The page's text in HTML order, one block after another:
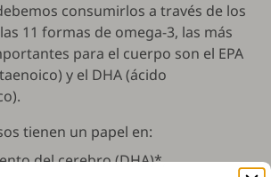
consumirlos a través de los
11 formas de omega-3, las más
para el cuerpo son el EPA
y el DHA (ácido
tienen un papel en:
del cerebro (DHA)*,